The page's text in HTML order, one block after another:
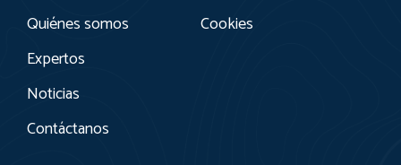
Quiénes somos
Expertos
Noticias
Contáctanos
Cookies